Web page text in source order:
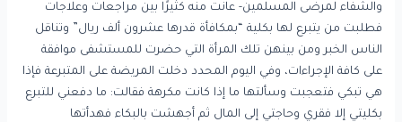
والشفاء لمرضى المسلمين- عانت منه كثيرًا بين مراجعات وعلاجات
فطلبت من يتبرع لها بكلية “بمكافأة قدرها عشرون ألف ريال” وتناقل
الناس الخبر ومن بينهن تلك المرأة التي حضرت للمستشفى موافقة
على كافة الإجراءات، وفي اليوم المحدد دخلت المريضة على المتبرعة فإذا
هي تبكي فتعجبت وسألتها ما إذا كانت مكرهة فقالت: ما دفعني للتبرع
بكليتي إلا فقري وحاجتي إلى المال ثم أجهشت بالبكاء فهدأتها